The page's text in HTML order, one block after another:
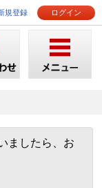
規登録 ログイン
ましたら、お